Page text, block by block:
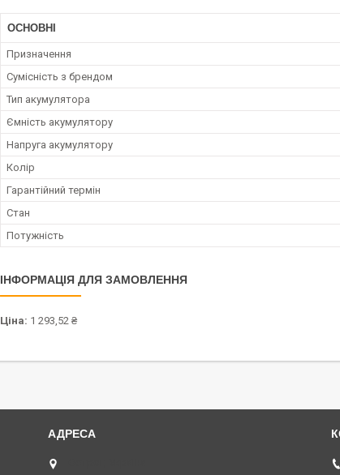
ОСНОВНІ
Призначення
Сумісність з брендом
Тип акумулятора
Ємність акумулятору
Напруга акумулятору
Колір
Гарантійний термін
Стан
Потужність
ІНФОРМАЦІЯ ДЛЯ ЗАМОВЛЕННЯ
Ціна: 1 293,52 ₴